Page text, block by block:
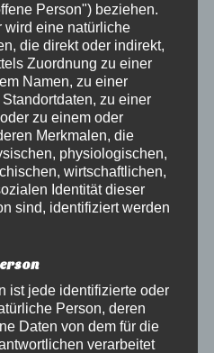
Musikschule
die Zimmerei Kantemir
durch gemeinnützige
die Musiker des JBO
Person") beziehen.
wird eine natürliche
die direkt oder indirekt,
Zuordnung zu einer
Namen, zu einer
zu einer
zu einem oder
Merkmalen, die
physiologischen,
wirtschaftlichen,
Identität dieser
sind, identifiziert werden
ist jede identifizierte oder
Person, deren
Daten von dem für die
verarbeitet